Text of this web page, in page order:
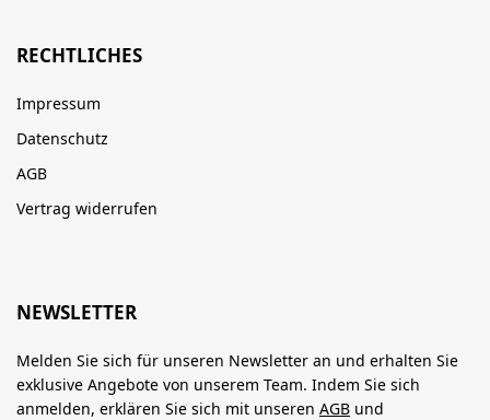
RECHTLICHES
Impressum
Datenschutz
AGB
Vertrag widerrufen
NEWSLETTER
Melden Sie sich für unseren Newsletter an und erhalten Sie
exklusive Angebote von unserem Team. Indem Sie sich
anmelden, erklären Sie sich mit unseren AGB und